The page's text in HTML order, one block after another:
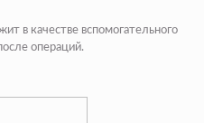
в качестве вспомогательного
операций.